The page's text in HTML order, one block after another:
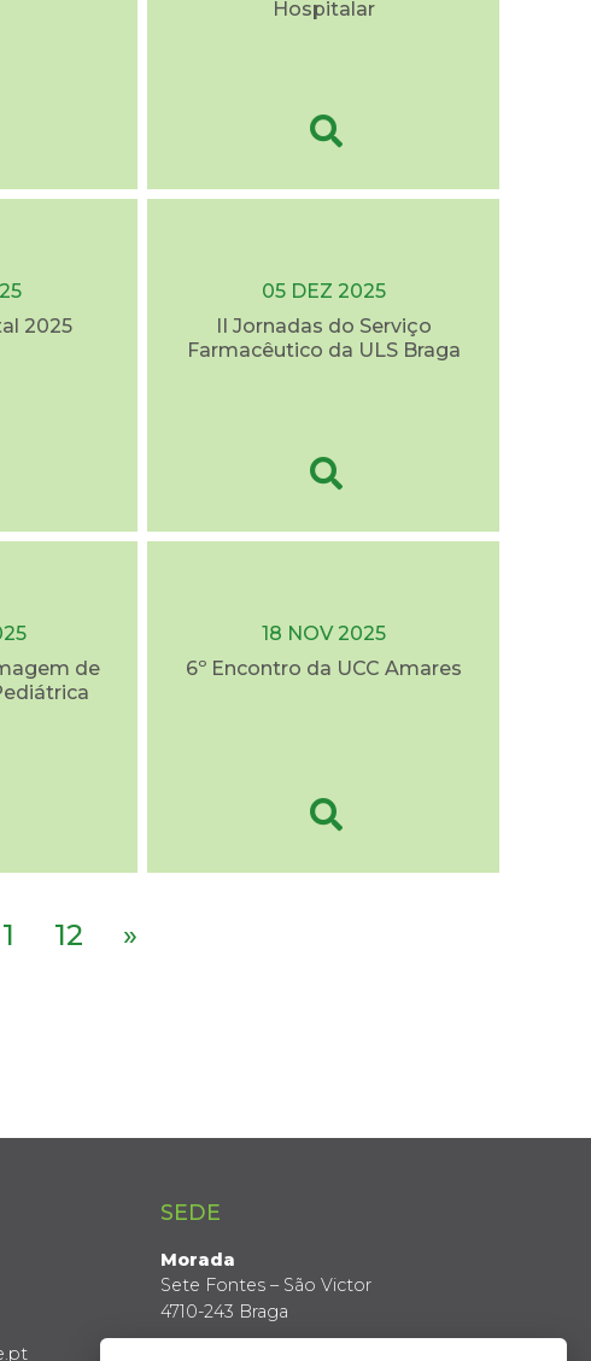
Hospitalar
2025
05 DEZ 2025
II Jornadas do Serviço
Farmacêutico da ULS Braga
de
18 NOV 2025
6º Encontro da UCC Amares
12 »
SEDE
Morada
Sete Fontes – São Victor
4710-243 Braga